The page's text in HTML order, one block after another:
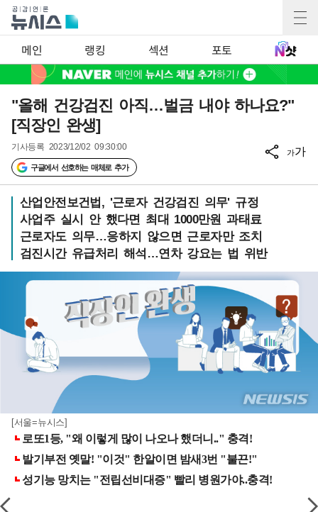
메인 랭킹 섹션 포토
"올해 건강검진 아직…벌금 내야 하나요?"
[직장인 완생]
기사등록 2023/12/02 09:30:00
구글에서 선호하는 매체로 추가
가가
산업안전보건법, '근로자 건강검진 의무' 규정
사업주 실시 안 했다면 최대 1000만원 과태료
근로자도 의무…응하지 않으면 근로자만 조치
검진시간 유급처리 해석…연차 강요는 법 위반
[서울=뉴시스]